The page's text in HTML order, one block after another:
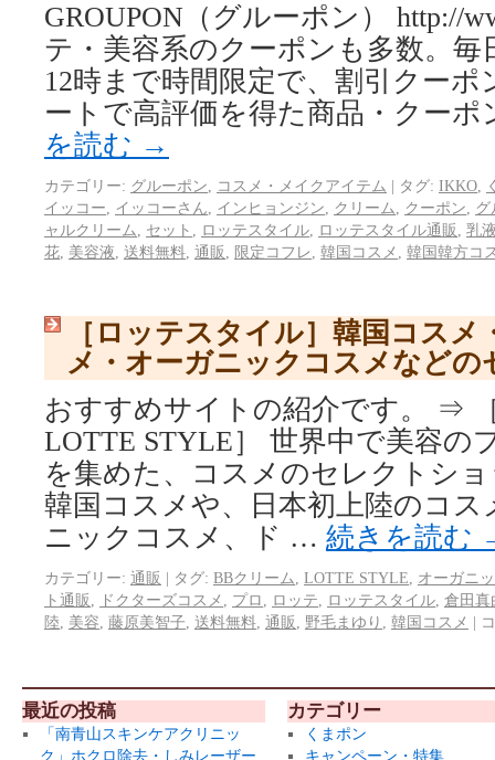
GROUPON（グルーポン） http://
テ・美容系のクーポンも多数。毎
12時まで時間限定で、割引クー
ートで高評価を得た商品・クー
を読む →
カテゴリー: グルーポン コスメ・メイクアイテム | タグ: IKKO
イッコー
イッコーさん インヒョンジン クリーム クーポン
グ
ャルクリーム
セット ロッテスタイル ロッテスタイル通販
乳
花 美容液 送料無料 通販 限定コフレ 韓国コスメ 韓国韓方コ
［ロッテスタイル］韓国コスメ
メ・オーガニックコスメなどの
おすすめサイトの紹介です。 ⇒
LOTTE STYLE］ 世界中で美容の
を集めた、コスメのセレクトシ
韓国コスメや、日本初上陸のコ
ニックコスメ、ド … 続きを読む
カテゴリー: 通販 | タグ: BBクリーム LOTTE STYLE
オーガニ
ト通販
ドクターズコスメ プロ ロッテ ロッテスタイル 倉田真
陸
美容 藤原美智子 送料無料 通販 野毛まゆり 韓国コスメ |
最近の投稿
「南青山スキンケアクリニッ
ク」ホクロ除去・しみレーザー
カテゴリー
くまポン
キャンペーン・特集